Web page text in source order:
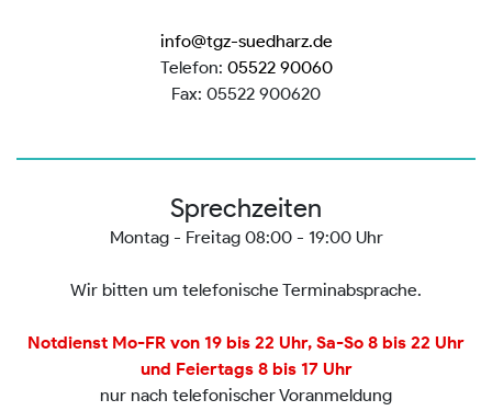
info@tgz-suedharz.de
Telefon: 05522 90060
Fax: 05522 900620
Sprechzeiten
Montag - Freitag 08:00 - 19:00 Uhr
Wir bitten um telefonische Terminabsprache.
Notdienst Mo-FR von 19 bis 22 Uhr, Sa-So 8 bis 22 Uhr
und Feiertags 8 bis 17 Uhr
nur nach telefonischer Voranmeldung